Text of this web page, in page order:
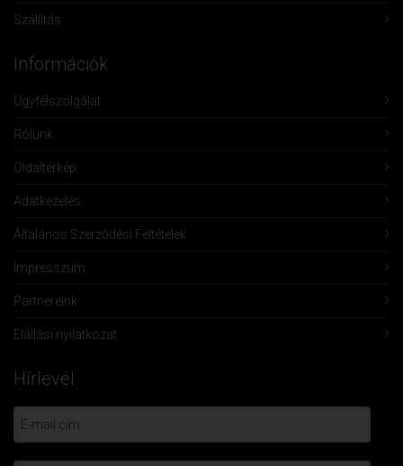
Szállítás
Információk
Ügyfélszolgálat
Rólunk
Oldaltérkép
Adatkezelés
Általános Szerződési Feltételek
Impresszum
Partnereink
Elállási nyilatkozat
Hírlevél